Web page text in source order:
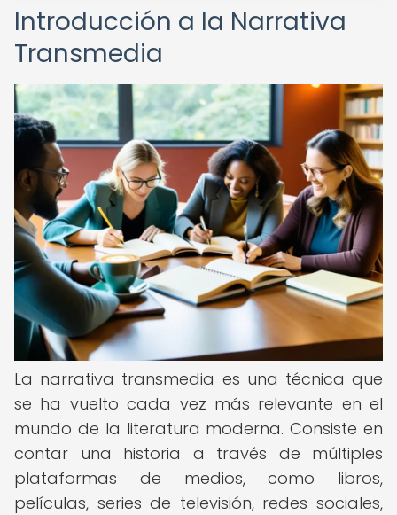
Introducción a la Narrativa
Transmedia
La narrativa transmedia es una técnica que
se ha vuelto cada vez más relevante en el
mundo de la literatura moderna. Consiste en
contar una historia a través de múltiples
plataformas de medios, como libros,
películas, series de televisión, redes sociales,